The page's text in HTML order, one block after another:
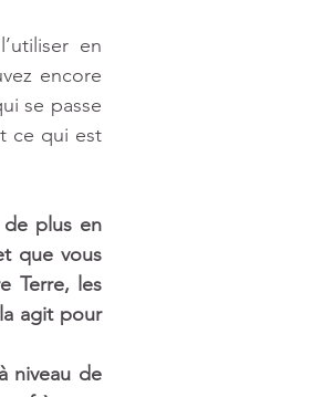
en
encore
se passe
ce qui est
de plus en
que vous
Terre, les
agit pour
niveau de